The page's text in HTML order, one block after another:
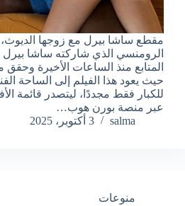
مقطع ساشا بيرل مع زوجها الديوث،
الرومنسي الذي شاركته ساشا
المتابع منذ الساعات الأخيرة
حيث يعود هذا الفيلم إلى الساحة
للكبار فقط مجددًا، ليتصدر قائمة
عبر منصة بورن هوب…
salma
3 أكتوبر، 2025
منوعات